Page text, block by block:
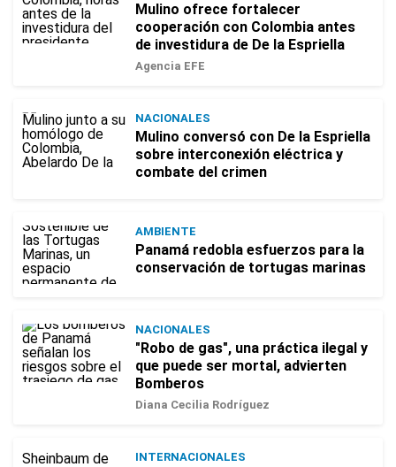
Mulino ofrece fortalecer
cooperación con Colombia antes
de investidura de De la Espriella
Agencia EFE
NACIONALES
Mulino conversó con De la Espriella
sobre interconexión eléctrica y
combate del crimen
AMBIENTE
Panamá redobla esfuerzos para la
conservación de tortugas marinas
NACIONALES
"Robo de gas", una práctica ilegal y
que puede ser mortal, advierten
Bomberos
Diana Cecilia Rodríguez
INTERNACIONALES